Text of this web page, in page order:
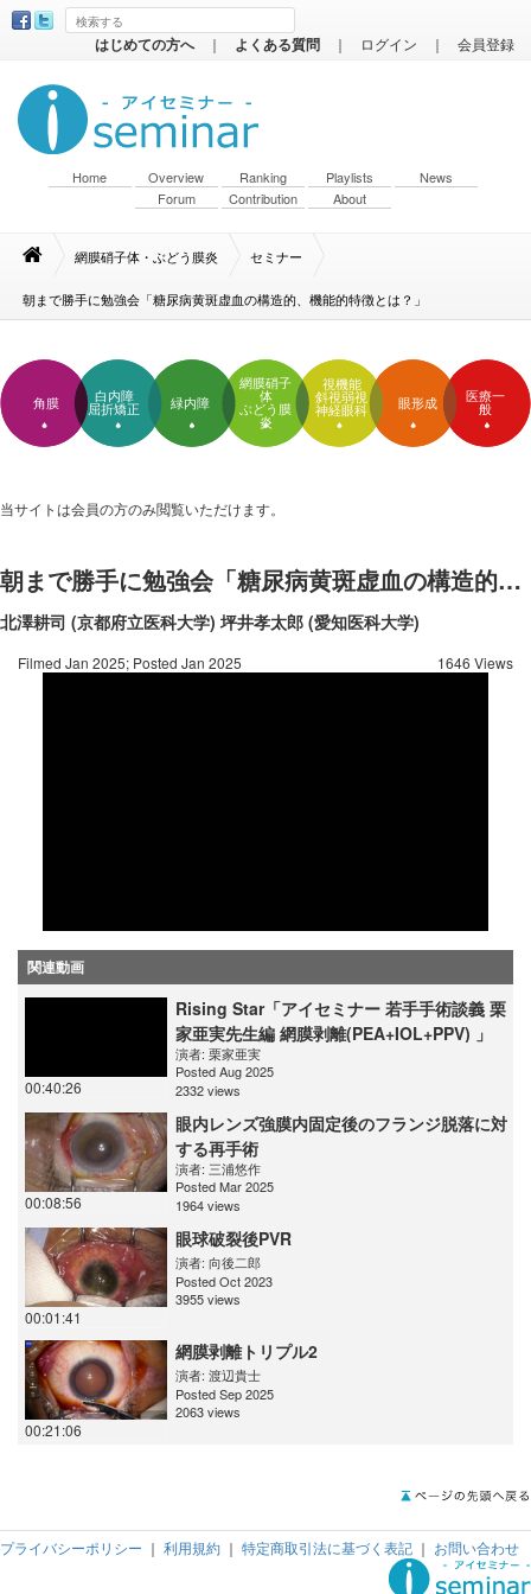
はじめての方へ ｜ よくある質問 ｜ ログイン ｜ 会員登録
Home Overview Ranking Playlists
News
Forum
Contribution About
網膜硝子体・ぶどう膜炎 セミナー
朝まで勝手に勉強会「糖尿病黄斑虚血の構造的、機能的特徴とは？」
角膜
白内障
屈折矯正
緑内障
網膜硝子
体
ぶどう膜
炎
視機能
斜視弱視
神経眼科
眼形成
医療一
般
当サイトは会員の方のみ閲覧いただけます。
朝まで勝手に勉強会「糖尿病黄斑虚血の構造的、機能的特徴とは？」
北澤耕司 (京都府立医科大学) 坪井孝太郎 (愛知医科大学)
Filmed Jan 2025; Posted Jan 2025 1646 Views
関連動画
00:40:26
Rising Star「アイセミナー 若手手術談義 栗
家亜実先生編 網膜剥離(PEA+IOL+PPV) 」
演者: 栗家亜実
Posted Aug 2025
2332 views
00:08:56
眼内レンズ強膜内固定後のフランジ脱落に対
する再手術
演者: 三浦悠作
Posted Mar 2025
1964 views
00:01:41
眼球破裂後PVR
演者: 向後二郎
Posted Oct 2023
3955 views
00:21:06
網膜剥離トリプル2
演者: 渡辺貴士
Posted Sep 2025
2063 views
プライバシーポリシー ｜ 利用規約 ｜ 特定商取引法に基づく表記 ｜ お問い合わせ